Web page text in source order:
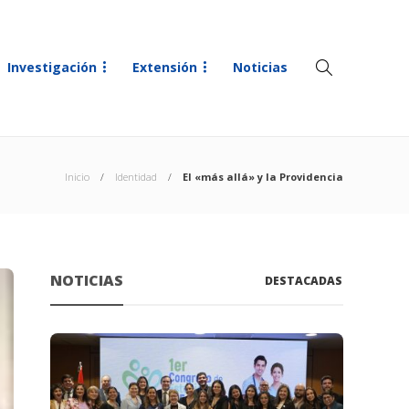
Investigación Extensión Noticias
Inicio Identidad El «más allá» y la Providencia
NOTICIAS DESTACADAS